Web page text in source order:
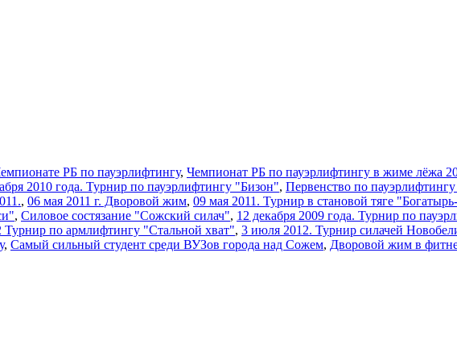
РБ по пауэрлифтингу, Чемпионат РБ по пауэрлифтингу в жиме лёжа
2010 года. Турнир по пауэрлифтингу "Бизон", Первенство по
, 06 мая 2011 г. Дворовой жим, 09 мая 2011. Турнир в становой тяге
, Силовое состязание "Сожский силач", 12 декабря 2009 года. Турнир по
Турнир по армлифтингу "Стальной хват", 3 июля 2012. Турнир силачей
, Самый сильный студент среди ВУЗов города над Сожем, Дворовой жим в